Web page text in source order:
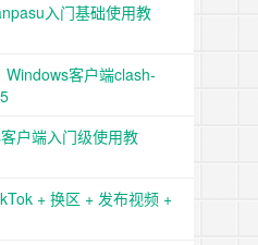
入门基础使用教
Windows客户端clash-
户端入门级使用教
+ 换区 + 发布视频 +